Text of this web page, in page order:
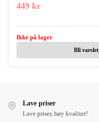
449 kr
Ikke på lager
Bli varslet
Lave priser
Lave priser, høy kvalitet!